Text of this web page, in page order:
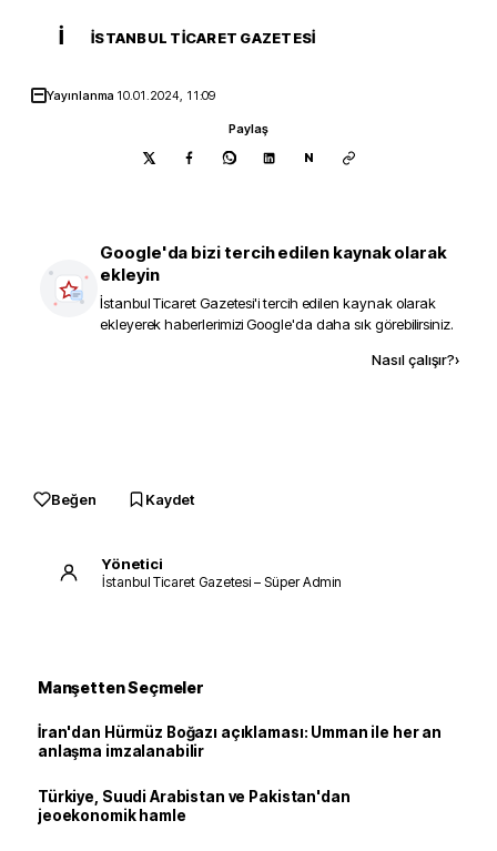
İ İSTANBUL TICARET GAZETESI
Yayınlanma 10.01.2024, 11:09
Paylaş
N
Google'da bizi tercih edilen kaynak olarak
ekleyin
İstanbul Ticaret Gazetesi'i tercih edilen kaynak olarak
ekleyerek haberlerimizi Google'da daha sık görebilirsiniz.
Nasıl çalışır?›
Beğen Kaydet
Yönetici
İstanbul Ticaret Gazetesi – Süper Admin
Manşetten Seçmeler
İran'dan Hürmüz Boğazı açıklaması: Umman ile her an
anlaşma imzalanabilir
Türkiye, Suudi Arabistan ve Pakistan'dan
jeoekonomik hamle